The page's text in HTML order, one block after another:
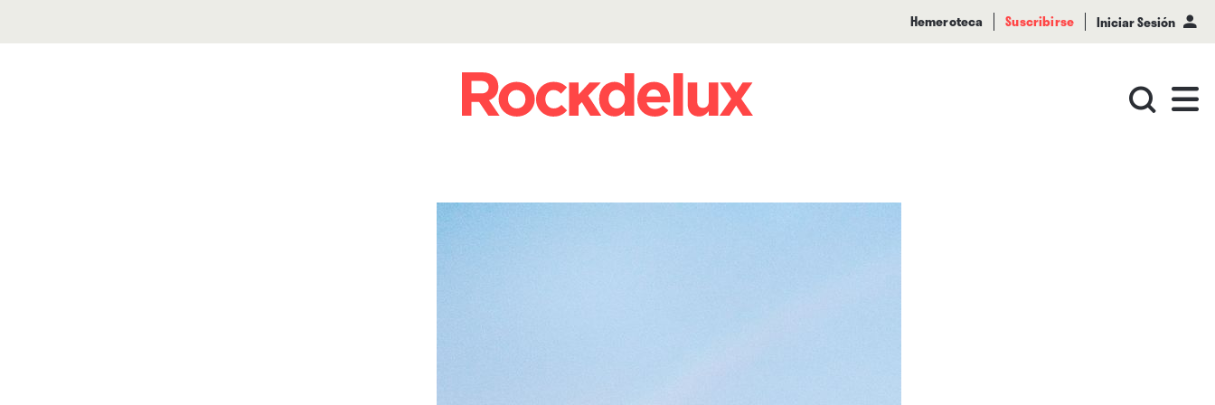
Hemeroteca Suscribirse Iniciar Sesión